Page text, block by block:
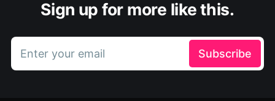
Sign up for more like this.
Enter your email Subscribe